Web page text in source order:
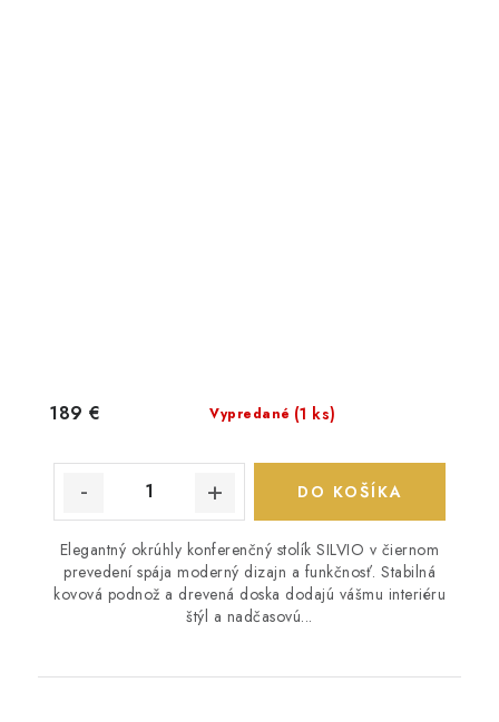
Vypredané (1 ks)
189 €
DO KOŠÍKA
Elegantný okrúhly konferenčný stolík SILVIO v čiernom
prevedení spája moderný dizajn a funkčnosť. Stabilná
kovová podnož a drevená doska dodajú vášmu interiéru
štýl a nadčasovú...